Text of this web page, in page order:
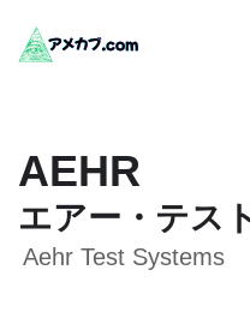
AEHR
エアー・テス
Aehr Test Systems